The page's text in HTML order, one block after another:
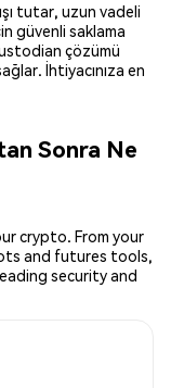
tutar, uzun vadeli
güvenli saklama
çözümü
İhtiyacınıza en
Sonra Ne
crypto. From your
and futures tools,
security and